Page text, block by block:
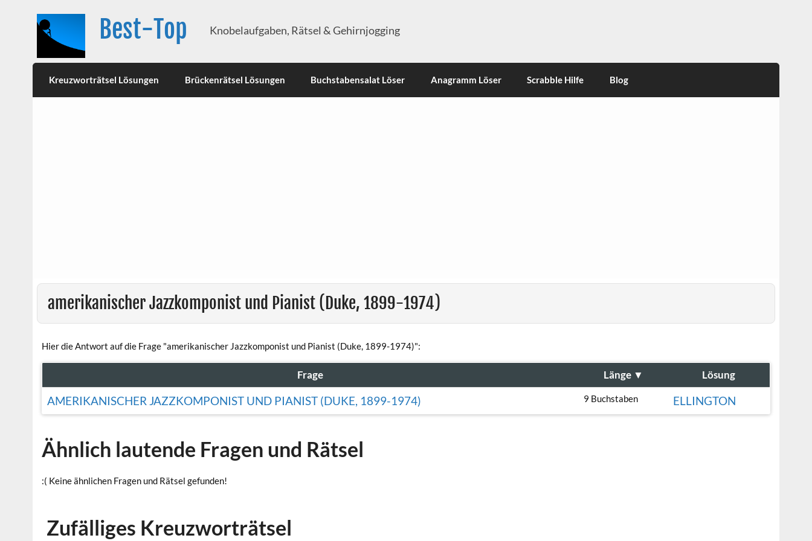
Best-Top Knobelaufgaben, Rätsel & Gehirnjogging
Kreuzworträtsel Lösungen Brückenrätsel Lösungen Buchstabensalat Löser Anagramm Löser Scrabble Hilfe Blog
amerikanischer Jazzkomponist und Pianist (Duke, 1899-1974)
Hier die Antwort auf die Frage "amerikanischer Jazzkomponist und Pianist (Duke, 1899-1974)":
Frage Länge ▼ Lösung
AMERIKANISCHER JAZZKOMPONIST UND PIANIST (DUKE, 1899-1974) 9 Buchstaben ELLINGTON
Ähnlich lautende Fragen und Rätsel
:( Keine ähnlichen Fragen und Rätsel gefunden!
Zufälliges Kreuzworträtsel